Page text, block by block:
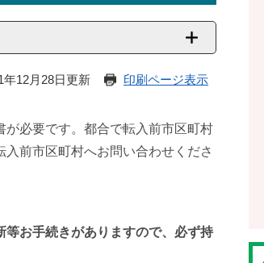
年12月28日更新 印刷ページ表示
必要です。都合で転入前市区町村
前市区町村へお問い合わせくださ
お手続きがありますので、必ず持